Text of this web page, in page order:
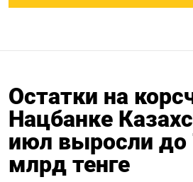
Остатки на
Нацбанке
июл выросли до
млрд тенге